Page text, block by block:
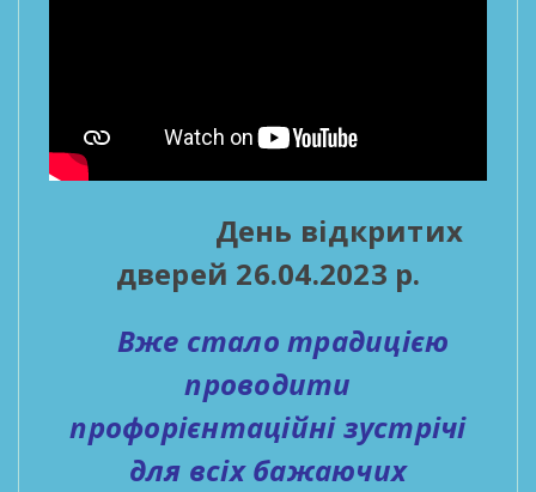
День відкритих
дверей 26.04.2023 р.
Вже стало традицією
проводити
профорієнтаційні зустрічі
для всіх бажаючих